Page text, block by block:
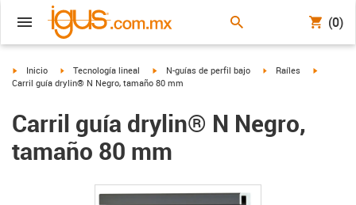
(0)
igus-icon-arrow-right
Inicio igus-icon-arrow-right
Tecnología lineal igus-icon-arrow-right
N-guías de perfil bajo igus-icon-arrow-right
Raíles
igus-
Carril guía drylin® N Negro, tamaño 80 mm
Carril guía drylin® N Negro,
tamaño 80 mm